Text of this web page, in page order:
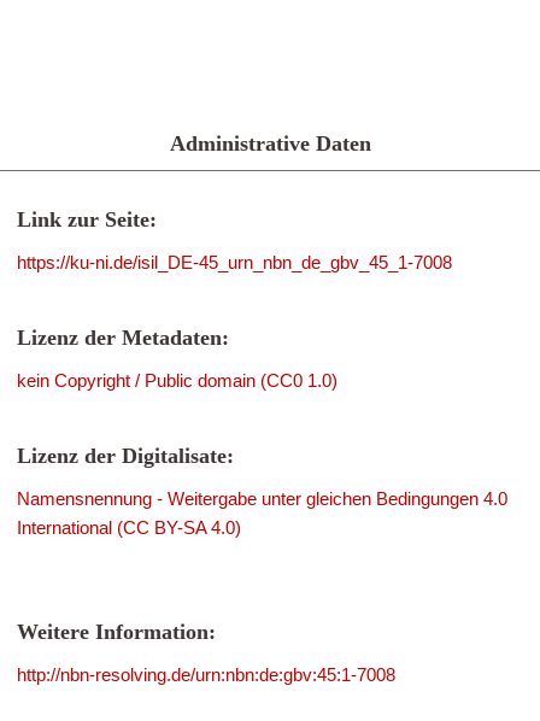
Administrative Daten
Link zur Seite:
https://ku-ni.de/isil_DE-45_urn_nbn_de_gbv_45_1-7008
Lizenz der Metadaten:
kein Copyright / Public domain (CC0 1.0)
Lizenz der Digitalisate:
Namensnennung - Weitergabe unter gleichen Bedingungen 4.0
International (CC BY-SA 4.0)
Weitere Information:
http://nbn-resolving.de/urn:nbn:de:gbv:45:1-7008